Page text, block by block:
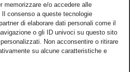
memorizzare e/o accedere alle
consenso a queste tecnologie
di elaborare dati personali come il
o gli ID univoci su questo sito
Non acconsentire o ritirare
su alcune caratteristiche e